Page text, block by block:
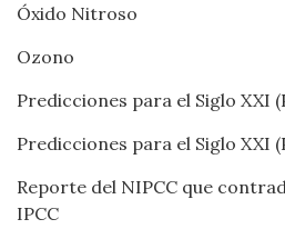
Óxido Nitroso
Ozono
Predicciones para el Siglo XXI
Predicciones para el Siglo XXI
Reporte del NIPCC que
IPCC